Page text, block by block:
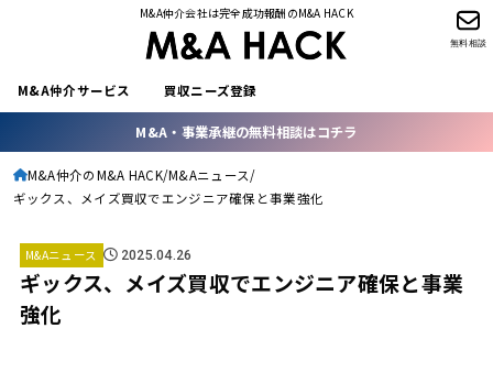
M&A仲介会社は完全成功報酬のM&A HACK
M&A仲介サービス 買収ニーズ登録
無料相談
M&A・事業承継の無料相談はコチラ
M&A仲介のM&A HACK M&Aニュース
ギックス、メイズ買収でエンジニア確保と事業強化
M&Aニュース 2025.04.26
ギックス、メイズ買収でエンジニア確保と事業
強化